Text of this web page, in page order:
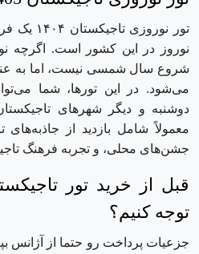
تور
نوروز در این کشور است. اگرچه
شروع سال شمسی نیست، اما به
می‌شود. در این تورها، شما
دوشنبه و دیگر شهرهای
معمولاً شامل بازدید از
جشن‌های محلی، و تجربه فرهنگ
قبل از خرید تور
توجه کنیم؟
جزعیات پرداخت رو حتما از آژانس